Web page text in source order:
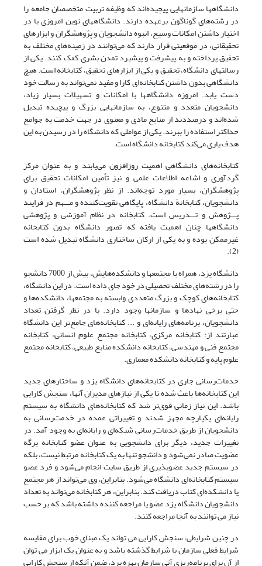
دانشگاهها سازمانهایی پیچیده‌اند که وظیفه تربیت متخصصان جامعه را
در رشته‌های گوناگون برعهده دارند. دانشگاههای نوین امروزی با در
اختیار داشتن امکانات وسیع، انبوه دانشجویان و پژوهشگران و ابزارهای
تحقیقاتی، در موقعیتی قرار دارند که می‌توانند در زمینه‌های مختلف به
تحقیق پرداخته و به پیشرفت و پیشبرد تمدن بشری کمک کنند. یکی از
رسالتهای دانشگاه،‌ تحقیق و یکی از ابزارهای تحقیق، کتابخانه است. هیچ
دانشگاهی بدون داشتن کتابخانه‌ای کارا و مفید نمی‌تواند به رسالت خود
دست یابد. امروزه دانشگاهها با امکانات و تسهیلات بسیار زیاد،
دانشجویان متعدد و متنوع، به سازمانهایی بزرگ و پیچیده‌ تبدیل
شده‌اند و درصددند از منابع مادی و معنوی در جهت خدمت به جوامع
حداکثر استفاده را ببرند. یکی از عواملی که دانشگاه را در رسیدن به این
هدف یاری می‌کند کتابخانه دانشگاه است.
کتابخانه‌های دانشگاهی اهمیت روزافزون می‌یابند و به عنوان مرکز
گردآوری و اشاعه اطلاعات علمی و نیز تأمین امکانات تحقیق برای
پژوهشگران، بسیار مورد توجه‌اند. از نظر پژوهشگران، استادان و
دانشجویان، کتابخانة دانشگاه، پایگاهی تقویت‌کننده و مـــهم در فرایند
پـــژوهش و تـــدریس است. کتابخانه در نظام آموزشی و پژوهشی
دانشگاهها چنان اهمیت یافته که تصور دانشگاه بدون کتابخانه
غیرممکن بوده و به یکی از ارکان ساختاری دانشگاه تبدیل شده است
(2).
دانشگاه یزد، همراه با مجتمعها و دانشکده‌هایش، بیش از 7000 دانشجو
را در رشته‌های مختلف تحصیلی در خود جای داده است. در این دانشگاه،
کتابخانه‌های کوچک و بزرگ متعددی وابسته به مجتمعها، دانشکده‌ها و
حتی برخی نهادها و سازمانها وجود دارد. با در نظر گرفتن تعداد
دانشجویان، برنامه‌های رایانه‌ای و ... کتابخانه‌های جامع‌تر این دانشگاه
عبارتند از: کتابخانه مرکزی، کتابخانه مجتمع علوم انسانی، کتابخانه
مجتمع فنی و مهندسی، کتابخانه دانشکده منابع طبیعی، کتابخانه مجتمع
علوم پایه و کتابخانه دانشکده معماری.
خدمات‌رسانی جاری در کتابخانه‌های دانشگاه یزد و ساختارهای جدید
این کتابخانه‌ها باعث شده تا یکی از نیازهای مدیران آنها، سنجش کارایی
باشد. این نیاز زمانی قوی‌تر شد که کتابخانه‌های دانشگاه به سیستم
رایانه‌ای یکپارچه مجهز شدند و تغییراتی عمده در خدمت‌رسانی به
دانشجویان از طریق خدمات‌رسانی شبکه‌ای و رایانه‌ای به وجود آمد. در
تغییرات جدید، دیگر برای دانشجویی به عنوان عضو کتابخانه برگه
عضویت صادر نمی‌شود و دانشجو تنها به یک کتابخانه مرتبط نیست، بلکه
در سیستم جدید عضوپذیری از طریق سایت انجام می‌شود و فرد عضو
سیستم کتابخانه‌ای دانشگاه می‌شود. بنابراین، وی می‌تواند از هر مجتمع
یا دانشکده‌ای کتاب دریافت کند. بنابراین، هر کتابخانه می‌تواند به تعداد
دانشجویان دانشگاه یزد عضو یا مراجعه کننده داشته باشد که بر حسب
نیاز می توانند به آنجا مراجعه کنند.
در چنین شرایطی، سنجش کارایی می تواند یک مبنای خوب برای مقایسه
شرایط فعلی سازمان با شرایط گذشته باشد و به عنوان یک ابزار می توان
از آن برای برنامه‌ریزی آتی سازمان بهره برد، ضمن آنکه از سنجش کارایی